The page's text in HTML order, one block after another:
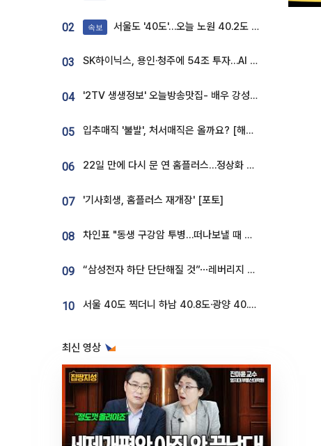
02 속보 서울도 '40도'…오늘 노원 40.2도 기록
03 SK하이닉스, 용인·청주에 54조 투자…AI 메모리 생산기지 키운다
04 '2TV 생생정보' 오늘방송맛집- 배우 강성진 단골! 쌀국수ㆍ푸팟퐁 커리 맛집 '블○○○'
05 입추매직 '불발', 처서매직은 올까요? [해시태그]
06 22일 만에 다시 문 연 홈플러스…정상화 바쁜데 재고 없어 ‘발동동’[가보니]
07 '기사회생, 홈플러스 재개장' [포토]
08 차인표 "동생 구강암 투병…떠나보낼 때 가장 힘들었다”
09 “삼성전자 하단 단단해질 것”⋯레버리지 규제에 쏠림 완화 [찐코노미]
10 서울 40도 찍더니 하남 40.8도·광양 40.2도…전국 '펄펄'
최신 영상